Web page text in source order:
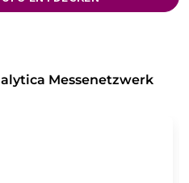
Messenetzwerk